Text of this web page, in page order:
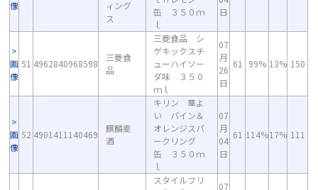
像
ィング
ス
缶 ３５０ｍ
ｌ
日
画
像
51 4962840968598
三菱食
品
三菱食品 シ
ゲキックスチ
ューハイソー
ダ味 ３５０
ｍｌ
07
月
26
日
61 99% 13% 150
画
像
52 4901411140469
麒麟麦
酒
キリン 華よ
い パイン＆
オレンジスパ
ークリング
缶 ３５０ｍ
ｌ
07
月
04
日
61 114%17% 111
スタイルフリ
07